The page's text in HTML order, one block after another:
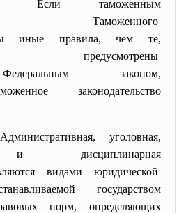
Если таможенным
Таможенного
иные правила, чем те,
законом,
законодательство
Административная, уголовная,
и дисциплинарная
видами юридической
государством
норм, определяющих